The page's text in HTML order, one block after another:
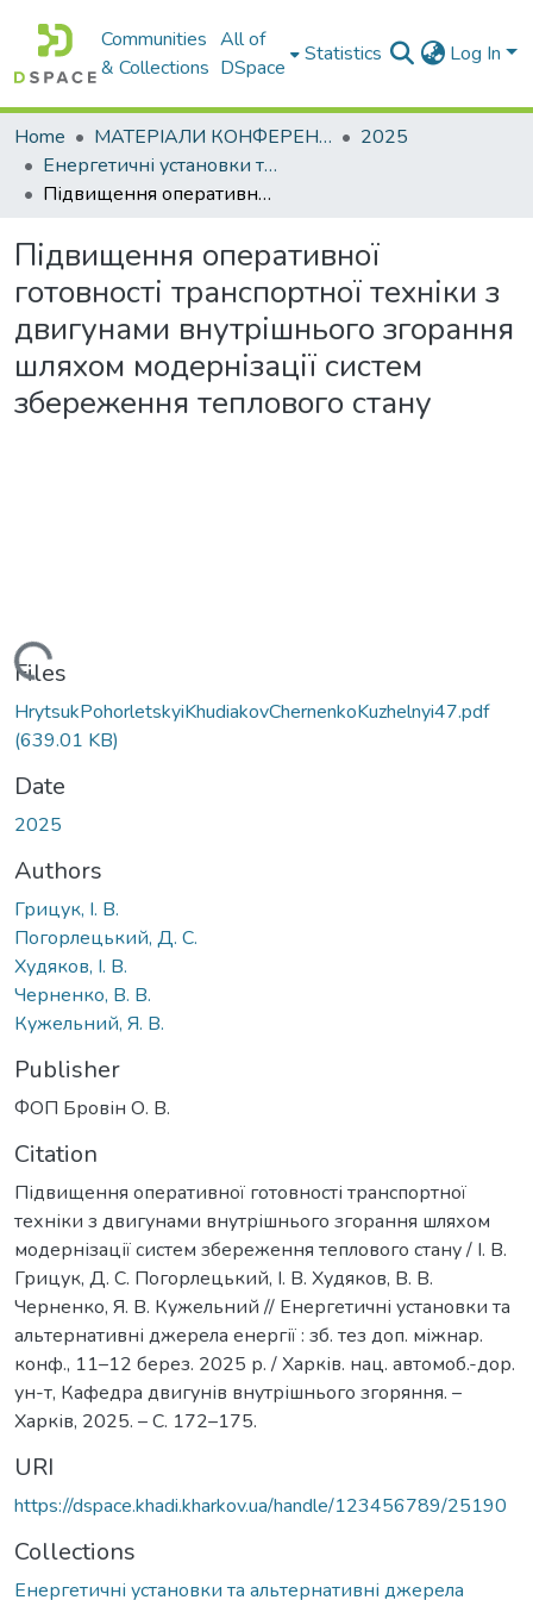
Communities
& Collections
All of
DSpace
Statistics Log In
Home МАТЕРІАЛИ КОНФЕРЕНЦІЙ
2025
Енергетичні установки та альтернативні джерела енергії
Підвищення оперативної готовності транспортної техніки з двигунами внутрішнього згорання шляхом модернізації систем збереження теплового стану
Підвищення оперативної
готовності транспортної техніки з
двигунами внутрішнього згорання
шляхом модернізації систем
збереження теплового стану
Loading...
Files
HrytsukPohorletskyiKhudiakovChernenkoKuzhelnyi47.pdf
(639.01 KB)
Date
2025
Authors
Грицук, І. В.
Погорлецький, Д. С.
Худяков, І. В.
Черненко, В. В.
Кужельний, Я. В.
Publisher
ФОП Бровін О. В.
Citation
Підвищення оперативної готовності транспортної
техніки з двигунами внутрішнього згорання шляхом
модернізації систем збереження теплового стану / І. В.
Грицук, Д. С. Погорлецький, І. В. Худяков, В. В.
Черненко, Я. В. Кужельний // Енергетичні установки та
альтернативні джерела енергії : зб. тез доп. міжнар.
конф., 11–12 берез. 2025 р. / Харків. нац. автомоб.-дор.
ун-т, Кафедра двигунів внутрішнього згоряння. –
Харків, 2025. – С. 172–175.
URI
https://dspace.khadi.kharkov.ua/handle/123456789/25190
Collections
Енергетичні установки та альтернативні джерела